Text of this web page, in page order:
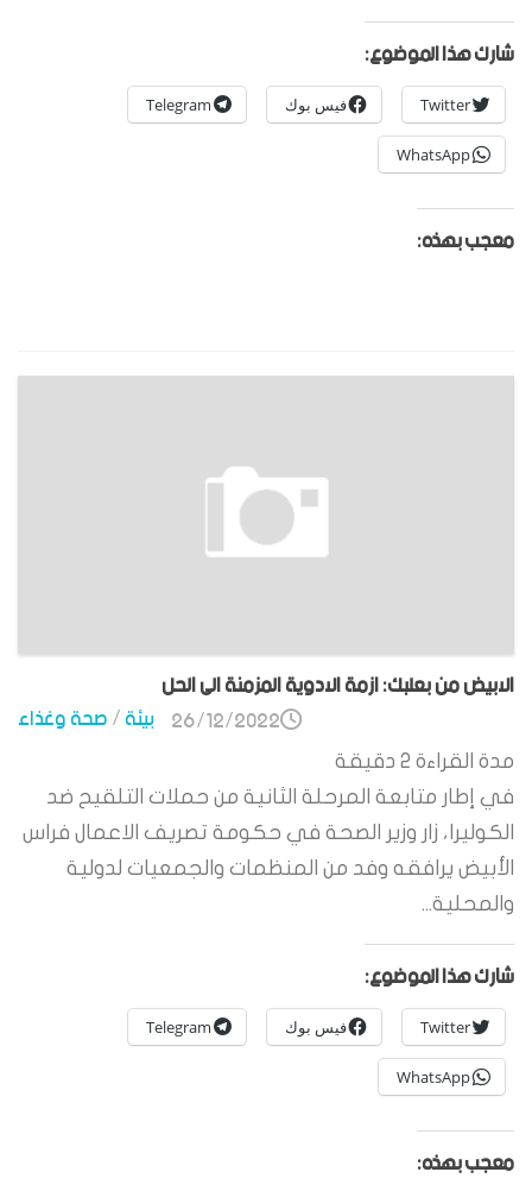
شارك هذا الموضوع:
Twitter فيس بوك Telegram
WhatsApp
معجب بهذه:
الابيض من بعلبك: ازمة الادوية المزمنة الى الحل
بيئة/صحة وغذاء 26/12/2022
مدة القراءة 2 دقيقة
في إطار متابعة المرحلة الثانية من حملات التلقيح ضد
الكوليرا، زار وزير الصحة في حكومة تصريف الاعمال فراس
الأبيض يرافقه وفد من المنظمات والجمعيات لدولية
والمحلية...
شارك هذا الموضوع:
Twitter فيس بوك Telegram
WhatsApp
معجب بهذه: